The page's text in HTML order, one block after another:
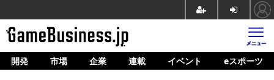
ホーム
開発 市場 企業 連載 イベント eスポーツ